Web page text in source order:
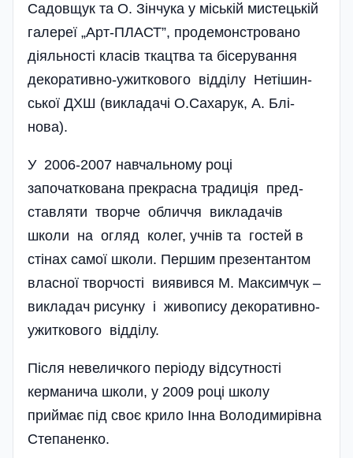
Садовщук та О. Зінчука у міській мисте­цькій
галереї „Арт-ПЛАСТ”, продемонстровано
діяльності кла­сів ткацтва та бісерування
декоративно-ужиткового відділу Нетішин­
ської ДХШ (викладачі О.Сахарук, А. Блі­
нова).
У 2006-2007 навчальному році
започаткована пре­красна традиція пред­
ставляти творче обличчя викладачів
школи на огляд колег, учнів та гостей в
стінах самої школи. Першим презентантом
власної творчості виявився М. Максимчук –
викладач рисунку і живопису декоративно-
ужиткового відділу.
Після невеличкого періоду відсутності
керманича школи, у 2009 році школу
приймає під своє крило Інна Володими­рівна
Степаненко.